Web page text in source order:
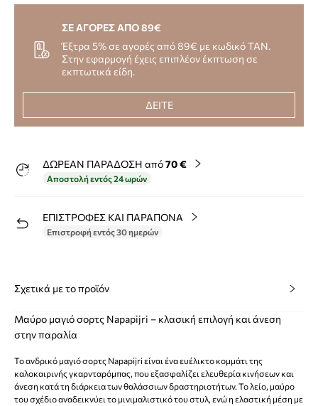
ΣΕ ΑΓΟΡΕΣ ΑΠΟ 89€
Έξτρα 5% σε αγορές από 89€ με κωδικό TAN.
Στην εφαρμογή έχεις επιπλέον έκπτωση σε
εκπτωτικά είδη.
ΔΕΙΤΕ
ΔΩΡΕΑΝ ΠΑΡΑΔΟΣΗ από70 €
Αποστολή εντός 24 ωρών
ΕΠΙΣΤΡΟΦΕΣ ΚΑΙ ΠΑΡΑΠΟΝΑ
Επιστροφή εντός 30 ημερών
Σχετικά με το προϊόν
Μαύρο μαγιό σορτς Napapijri – κλασική επιλογή και άνεση
στην παραλία
Το ανδρικό μαγιό σορτς Napapijri είναι ένα ευέλικτο κομμάτι της
καλοκαιρινής γκαρνταρόμπας, που εξασφαλίζει ελευθερία κινήσεων και
άνεση κατά τη διάρκεια των θαλάσσιων δραστηριοτήτων. Το λείο, μαύρο
του σχέδιο αναδεικνύει το μινιμαλιστικό του στυλ, ενώ η ελαστική μέση με